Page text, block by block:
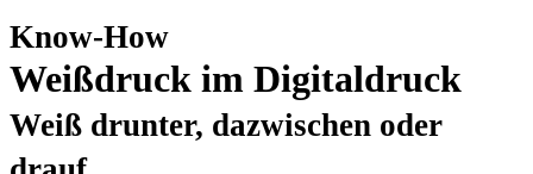
Know-How
Weißdruck im Digitaldruck
Weiß drunter, dazwischen oder